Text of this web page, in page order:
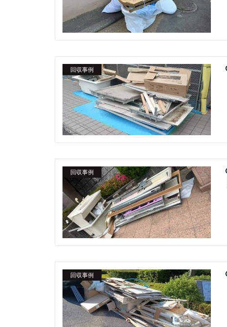
回収事例
回収事例
回収事例